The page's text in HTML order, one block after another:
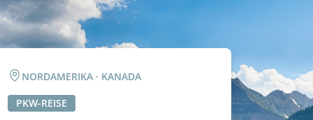
NORDAMERIKA · KANADA
PKW-REISE